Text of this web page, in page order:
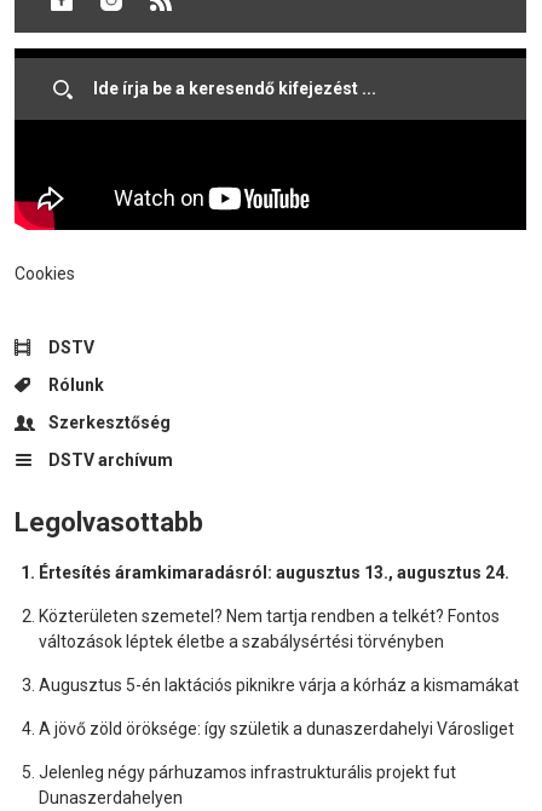
Cookies
DSTV
Rólunk
Szerkesztőség
DSTV archívum
Legolvasottabb
Értesítés áramkimaradásról: augusztus 13., augusztus 24.
Közterületen szemetel? Nem tartja rendben a telkét? Fontos
változások léptek életbe a szabálysértési törvényben
Augusztus 5-én laktációs piknikre várja a kórház a kismamákat
A jövő zöld öröksége: így születik a dunaszerdahelyi Városliget
Jelenleg négy párhuzamos infrastrukturális projekt fut
Dunaszerdahelyen